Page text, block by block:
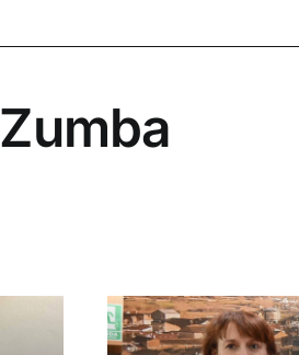
Zumba